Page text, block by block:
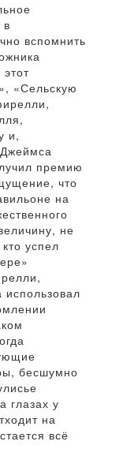
в
вспомнить
«Сельскую
и,
премию
что
на
не
успел
бесшумно
глазах у
на
всё